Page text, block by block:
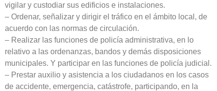
vigilar y custodiar sus edificios e instalaciones.
– Ordenar, señalizar y dirigir el tráfico en el ámbito local, de
acuerdo con las normas de circulación.
– Realizar las funciones de policía administrativa, en lo
relativo a las ordenanzas, bandos y demás disposiciones
municipales. Y participar en las funciones de policía judicial.
– Prestar auxilio y asistencia a los ciudadanos en los casos
de accidente, emergencia, catástrofe, participando, en la